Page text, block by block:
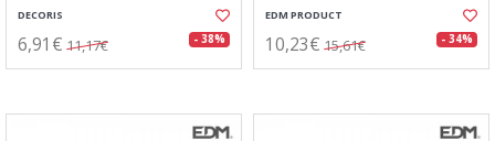
DECORIS
6,91€ 11,17€ - 38%
EDM PRODUCT
10,23€ 15,61€ - 34%